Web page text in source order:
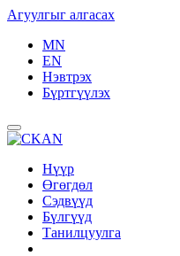
Агуулгыг алгасах
MN
EN
Нэвтрэх
Бүртгүүлэх
Нүүр
Өгөгдөл
Сэдвүүд
Бүлгүүд
Танилцуулга